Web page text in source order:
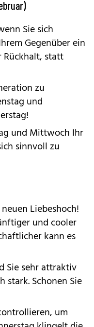
Sie sich
Gegenüber ein
Rückhalt, statt
zu
und
und Mittwoch Ihr
sinnvoll zu
Liebeshoch!
und cooler
kann es
Sie sehr attraktiv
stark. Schonen Sie
um